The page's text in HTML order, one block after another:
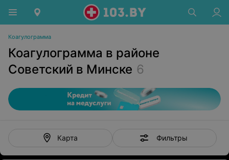
Коагулограмма
Коагулограмма в районе
Советский в Минске 6
Карта Фильтры